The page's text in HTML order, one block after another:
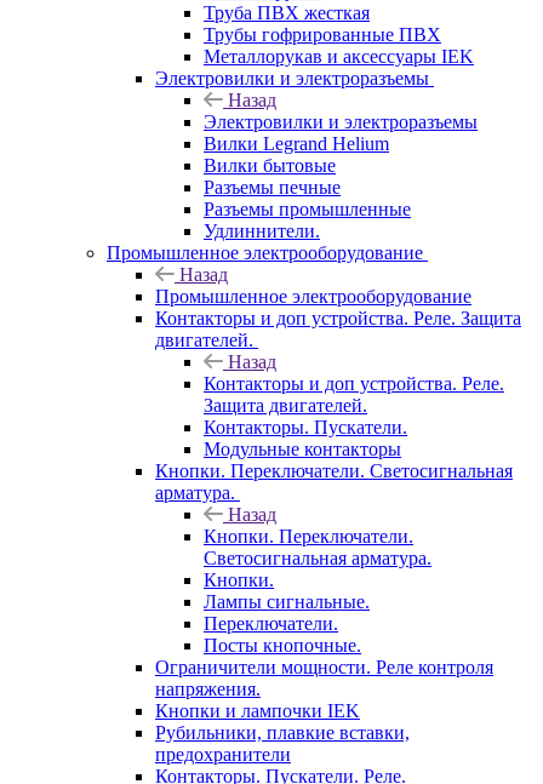
Труба ПВХ жесткая
Трубы гофрированные ПВХ
Металлорукав и аксессуары IEK
Электровилки и электроразъемы
Назад
Электровилки и электроразъемы
Вилки Legrand Helium
Вилки бытовые
Разъемы печные
Разъемы промышленные
Удлиннители.
Промышленное электрооборудование
Назад
Промышленное электрооборудование
Контакторы и доп устройства. Реле. Защита
двигателей.
Назад
Контакторы и доп устройства. Реле.
Защита двигателей.
Контакторы. Пускатели.
Модульные контакторы
Кнопки. Переключатели. Светосигнальная
арматура.
Назад
Кнопки. Переключатели.
Светосигнальная арматура.
Кнопки.
Лампы сигнальные.
Переключатели.
Посты кнопочные.
Ограничители мощности. Реле контроля
напряжения.
Кнопки и лампочки IEK
Рубильники, плавкие вставки,
предохранители
Контакторы. Пускатели. Реле.